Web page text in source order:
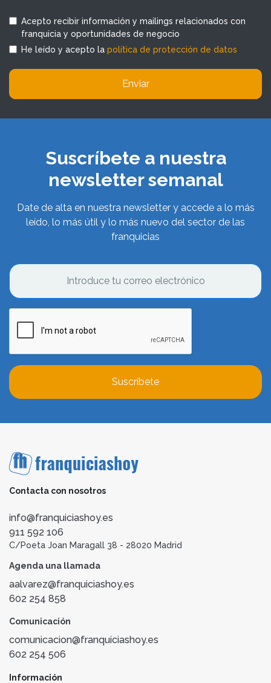
Acepto recibir información y mailings relacionados con
franquicia y oportunidades de negocio
He leído y acepto la política de protección de datos
Enviar
Suscríbete a nuestra
newsletter semanal
Date de alta en nuestra newsletter y accede a lo más
leído, lo más útil y lo más nuevo del sector de las
franquicias
Suscríbete
Contacta con nosotros
info@franquiciashoy.es
911 592 106
C/Poeta Joan Maragall 38 - 28020 Madrid
Agenda una llamada
aalvarez@franquiciashoy.es
602 254 858
Comunicación
comunicacion@franquiciashoy.es
602 254 506
Información